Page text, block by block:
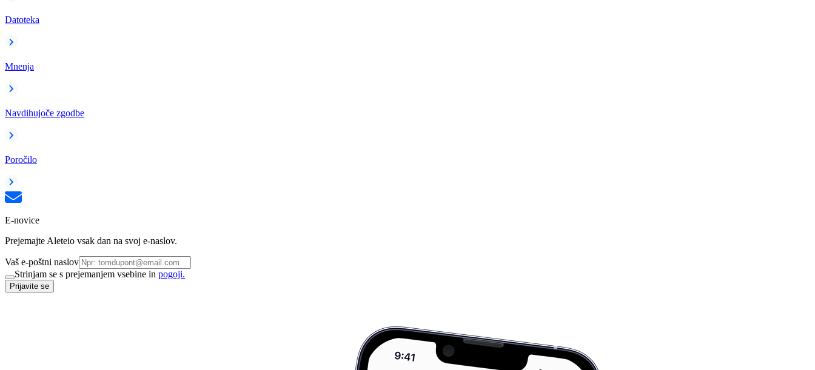
Datoteka
Mnenja
Navdihujoče zgodbe
Poročilo
E-novice
Prejemajte Aleteio vsak dan na svoj e-naslov.
Vaš e-poštni naslov
Strinjam se s prejemanjem vsebine in pogoji.
Prijavite se